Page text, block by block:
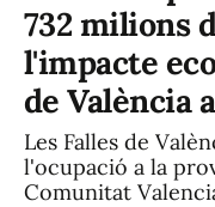
732 milions
l'impacte
de València
Les Falles de
l'ocupació a la
Comunitat